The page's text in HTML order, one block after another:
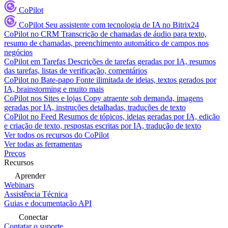
CoPilot
CoPilot Seu assistente com tecnologia de IA no Bitrix24
CoPilot no CRM Transcrição de chamadas de áudio para texto,
resumo de chamadas, preenchimento automático de campos nos
negócios
CoPilot em Tarefas Descrições de tarefas geradas por IA, resumos
das tarefas, listas de verificação, comentários
CoPilot no Bate-papo Fonte ilimitada de ideias, textos gerados por
IA, brainstorming e muito mais
CoPilot nos Sites e lojas Copy atraente sob demanda, imagens
geradas por IA, instruções detalhadas, traduções de texto
CoPilot no Feed Resumos de tópicos, ideias geradas por IA, edição
e criação de texto, respostas escritas por IA, tradução de texto
Ver todos os recursos do CoPilot
Ver todas as ferramentas
Preços
Recursos
Aprender
Webinars
Assistência Técnica
Guias e documentação API
Conectar
Contatar o suporte